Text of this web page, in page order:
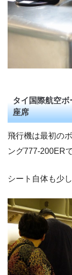
タイ国際航空
座席
飛行機は最初の
ング777-200ER
シート自体も少